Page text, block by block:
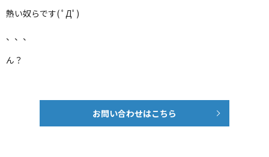
熱い奴らです( ﾟДﾟ)
、、、
ん？
お問い合わせはこちら